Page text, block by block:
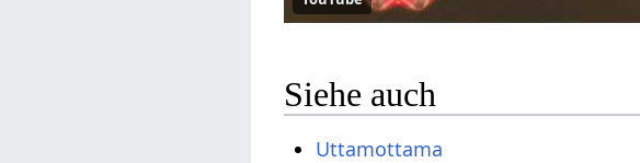
Siehe auch
Uttamottama